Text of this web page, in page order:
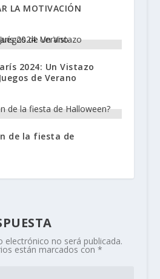
LA MOTIVACIÓN
2024: Un Vistazo
de Verano
de la fiesta de
electrónico no será publicada.
están marcados con *